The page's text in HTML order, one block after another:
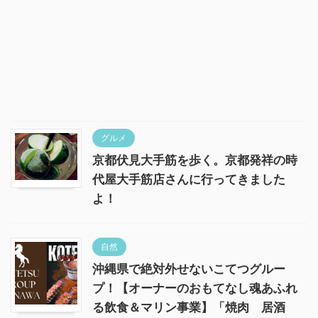
グルメ
京都伏見大手筋を歩く。京都発祥の時
代屋大手筋店さんに行ってきました
よ！
自然
沖縄県で絶対外せないこてつグルー
プ！【オーナーのおもてなし魂あふれ
る飲食＆マリン事業】「焼肉 居酒